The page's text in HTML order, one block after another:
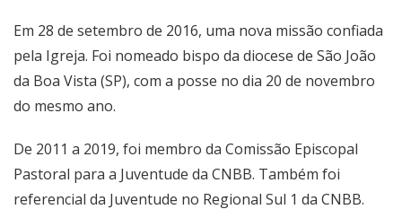
Em 28 de setembro de 2016, uma nova missão confiada
pela Igreja. Foi nomeado bispo da diocese de São João
da Boa Vista (SP), com a posse no dia 20 de novembro
do mesmo ano.
De 2011 a 2019, foi membro da Comissão Episcopal
Pastoral para a Juventude da CNBB. Também foi
referencial da Juventude no Regional Sul 1 da CNBB.